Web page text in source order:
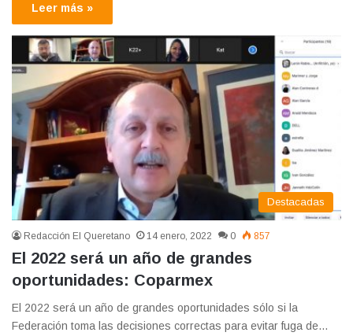
Leer más »
Destacadas
Redacción El Queretano 14 enero, 2022 0 857
El 2022 será un año de grandes
oportunidades: Coparmex
El 2022 será un año de grandes oportunidades sólo si la
Federación toma las decisiones correctas para evitar fuga de…